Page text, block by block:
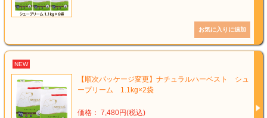
NEW
【順次パッケージ変更】ナチュラルハーベスト シュ
ープリーム 1.1kg×2袋
価格： 7,480円(税込)